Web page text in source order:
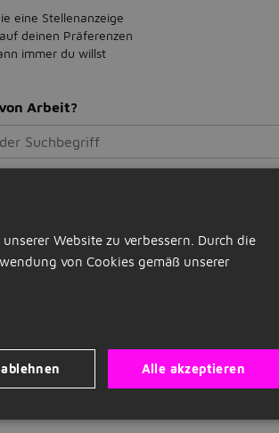
eine Stellenanzeige
deinen Präferenzen
immer du willst
Arbeit?
einstellen
DUTCH
Website zu verbessern. Durch die
von Cookies gemäß unserer
Alle akzeptieren